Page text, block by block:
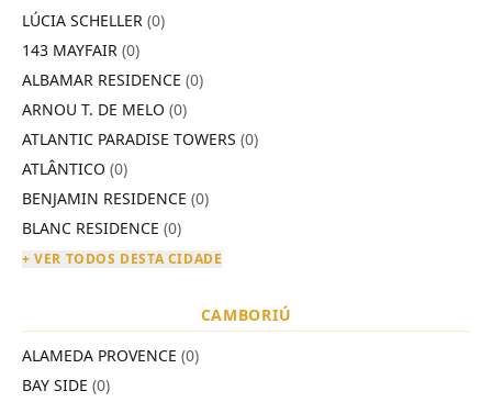
LÚCIA SCHELLER (0)
143 MAYFAIR (0)
ALBAMAR RESIDENCE (0)
ARNOU T. DE MELO (0)
ATLANTIC PARADISE TOWERS (0)
ATLÂNTICO (0)
BENJAMIN RESIDENCE (0)
BLANC RESIDENCE (0)
+ VER TODOS DESTA CIDADE
CAMBORIÚ
ALAMEDA PROVENCE (0)
BAY SIDE (0)